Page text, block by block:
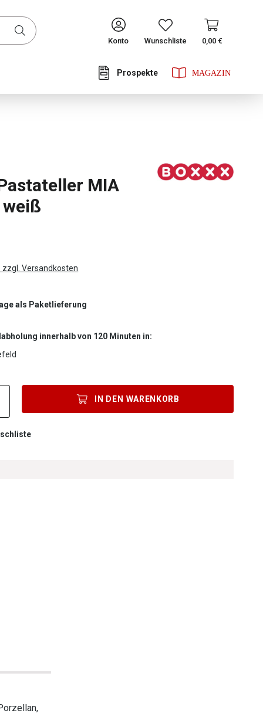
CONTINUE
Konto
Wunschliste 0,00 €
Prospekte
Bewertung von 0 von 5 Sternen
MIA
weiß
zzgl. Versandkosten
als Paketlieferung
innerhalb von 120 Minuten in:
Produkt Anzahl: Gib den gewünschten Wert ein oder benutze die
IN DEN WARENKORB